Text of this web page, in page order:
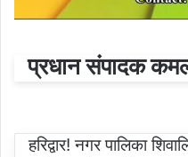
प्रधान संपादक
हरिद्वार! नगर पालिका